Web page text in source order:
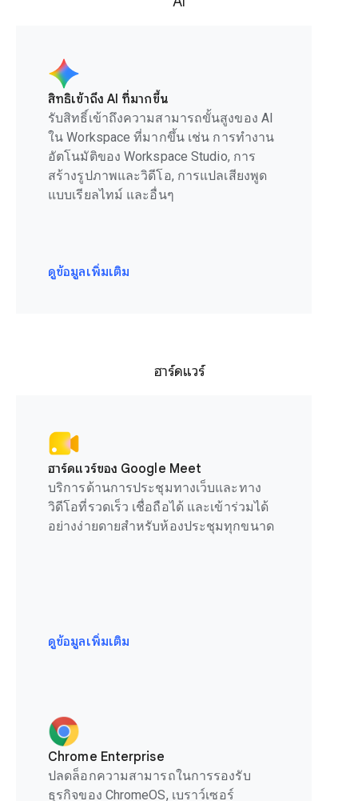
สิทธิ์เข้าถึง AI ที่มากขึ้น
รับสิทธิ์เข้าถึงความสามารถขั้นสูงของ AI
ใน Workspace ที่มากขึ้น เช่น การทำงาน
อัตโนมัติของ Workspace Studio, การ
สร้างรูปภาพและวิดีโอ, การแปลเสียงพูด
แบบเรียลไทม์ และอื่นๆ
ดูข้อมูลเพิ่มเติม
ฮาร์ดแวร์
ฮาร์ดแวร์ของ Google Meet
บริการด้านการประชุมทางเว็บและทาง
วิดีโอที่รวดเร็ว เชื่อถือได้ และเข้าร่วมได้
อย่างง่ายดายสำหรับห้องประชุมทุกขนาด
ดูข้อมูลเพิ่มเติม
Chrome Enterprise
ปลดล็อกความสามารถในการรองรับ
ธุรกิจของ ChromeOS, เบราว์เซอร์